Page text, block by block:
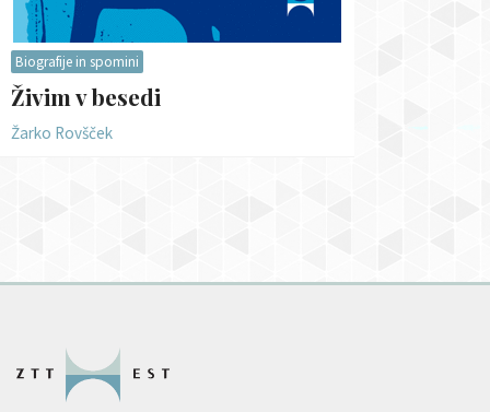
Biografije in spomini
Živim v besedi
Žarko Rovšček